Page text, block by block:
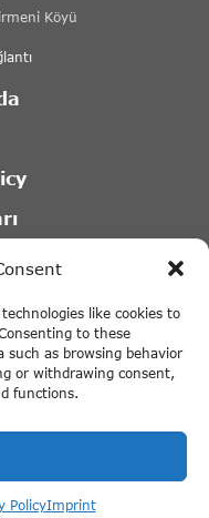
like cookies to
to these
such as browsing behavior
or withdrawing consent,
functions.
PolicyImprint
Köyü
tekne kiralama
· All rights reserved